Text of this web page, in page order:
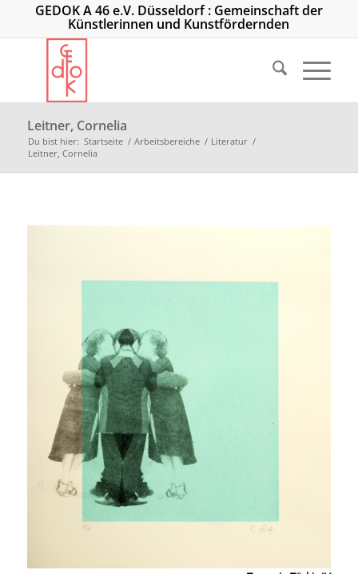
GEDOK A 46 e.V. Düsseldorf : Gemeinschaft der
Künstlerinnen und Kunstfördernden
Leitner, Cornelia
Du bist hier: Startseite / Arbeitsbereiche / Literatur /
Leitner, Cornelia